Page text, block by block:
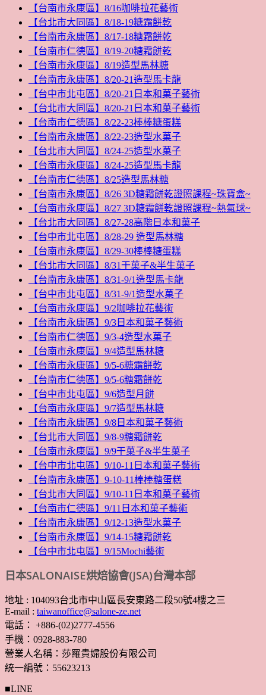
【台南市永康區】8/16咖啡拉花藝術
【台北市大同區】8/18-19糖霜餅乾
【台南市永康區】8/17-18糖霜餅乾
【台南市仁德區】8/19-20糖霜餅乾
【台南市永康區】8/19造型馬林糖
【台南市永康區】8/20-21造型馬卡龍
【台中市北屯區】8/20-21日本和菓子藝術
【台北市大同區】8/20-21日本和菓子藝術
【台南市仁德區】8/22-23棒棒糖蛋糕
【台南市永康區】8/22-23造型水菓子
【台北市大同區】8/24-25造型水菓子
【台南市永康區】8/24-25造型馬卡龍
【台南市仁德區】8/25造型馬林糖
【台南市永康區】8/26 3D糖霜餅乾證照課程~珠寶盒~
【台南市永康區】8/27 3D糖霜餅乾證照課程~熱氣球~
【台北市大同區】8/27-28高階日本和菓子
【台中市北屯區】8/28-29 造型馬林糖
【台南市永康區】8/29-30棒棒糖蛋糕
【台北市大同區】8/31干菓子&半生菓子
【台南市永康區】8/31-9/1造型馬卡龍
【台中市北屯區】8/31-9/1造型水菓子
【台南市永康區】9/2咖啡拉花藝術
【台南市永康區】9/3日本和菓子藝術
【台南市仁德區】9/3-4造型水菓子
【台南市永康區】9/4造型馬林糖
【台南市永康區】9/5-6糖霜餅乾
【台南市仁德區】9/5-6糖霜餅乾
【台中市北屯區】9/6造型月餅
【台南市永康區】9/7造型馬林糖
【台南市永康區】9/8日本和菓子藝術
【台北市大同區】9/8-9糖霜餅乾
【台南市永康區】9/9干菓子&半生菓子
【台中市北屯區】9/10-11日本和菓子藝術
【台南市永康區】9-10-11棒棒糖蛋糕
【台北市大同區】9/10-11日本和菓子藝術
【台南市仁德區】9/11日本和菓子藝術
【台南市永康區】9/12-13造型水菓子
【台南市永康區】9/14-15糖霜餅乾
【台中市北屯區】9/15Mochi藝術
日本SALONAISE烘焙協會(JSA)台灣本部
地址 : 104093台北市中山區長安東路二段50號4樓之三
E-mail : taiwanoffice@salone-ze.net
電話： +886-(02)2777-4556
手機：0928-883-780
營業人名稱：莎羅貴婦股份有限公司
統一編號：55623213
■LINE